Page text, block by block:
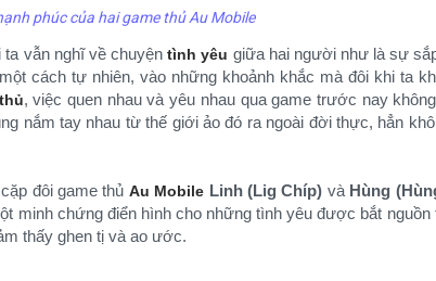
phúc của hai game thủ Au Mobile
vẫn nghĩ về chuyệntình yêu giữa hai người như là sự
cách tự nhiên, vào những khoảnh khắc mà đôi khi ta
, việc quen nhau và yêu nhau qua game trước nay
nắm tay nhau từ thế giới ảo đó ra ngoài đời thực, hẳn
đôi game thủ Au Mobile Linh (Lig Chíp) và Hùng
minh chứng điển hình cho những tình yêu được bắt
thấy ghen tị và ao ước.